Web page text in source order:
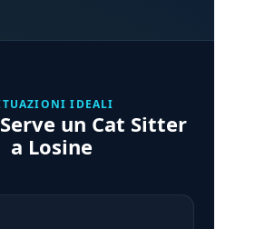
IDEALI
un Cat Sitter
a Losine